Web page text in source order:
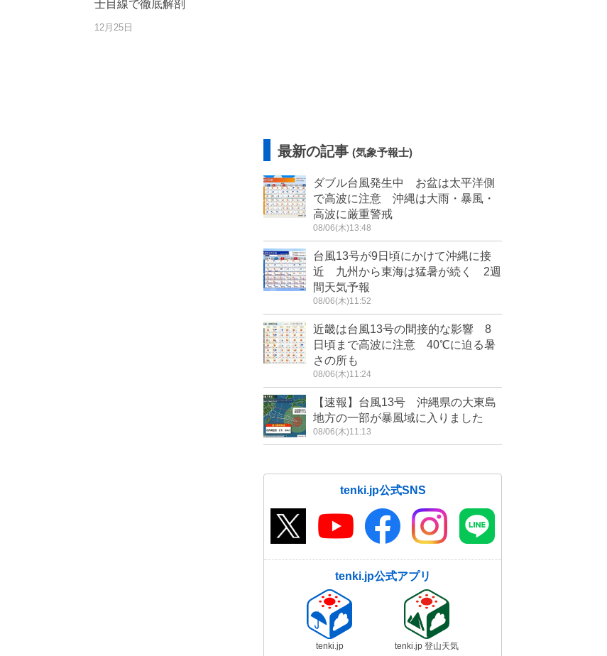
士目線で徹底解剖
12月25日
最新の記事 (気象予報士)
ダブル台風発生中 お盆は太平洋側
で高波に注意 沖縄は大雨・暴風・
高波に厳重警戒
08/06(木)13:48
台風13号が9日頃にかけて沖縄に接
近 九州から東海は猛暑が続く 2週
間天気予報
08/06(木)11:52
近畿は台風13号の間接的な影響 8
日頃まで高波に注意 40℃に迫る暑
さの所も
08/06(木)11:24
【速報】台風13号 沖縄県の大東島
地方の一部が暴風域に入りました
08/06(木)11:13
tenki.jp公式SNS
tenki.jp公式アプリ
tenki.jp tenki.jp 登山天気